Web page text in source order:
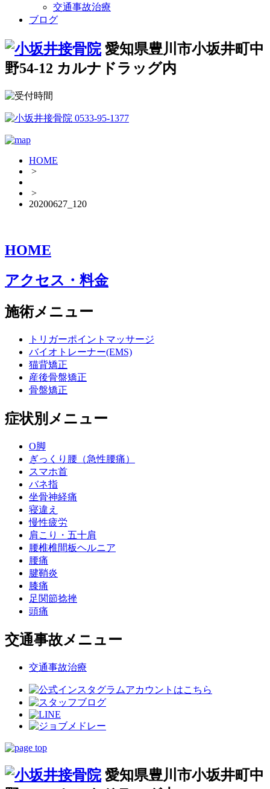
交通事故治療
ブログ
愛知県豊川市小坂井町中
野54-12 カルナドラッグ内
HOME
>
>
20200627_120
HOME
アクセス・料金
施術メニュー
トリガーポイントマッサージ
バイオトレーナー(EMS)
猫背矯正
産後骨盤矯正
骨盤矯正
症状別メニュー
O脚
ぎっくり腰（急性腰痛）
スマホ首
バネ指
坐骨神経痛
寝違え
慢性疲労
肩こり・五十肩
腰椎椎間板ヘルニア
腰痛
腱鞘炎
膝痛
足関節捻挫
頭痛
交通事故メニュー
交通事故治療
愛知県豊川市小坂井町中